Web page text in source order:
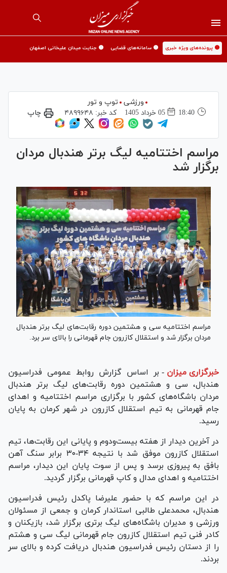
🟡 پرونده‌های ویژه خبری 🟡 سامانه‌های قضایی 🟡 جنایت میدان علیخانی اصفهان
ورزشی
توپ و تور
18:40
05 خرداد 1405 کد خبر: ۴۸۹۹۶۴۸ چاپ
مراسم اختتامیه لیگ برتر هندبال مردان
برگزار شد
مراسم اختتامیه سی و هشتمین دوره رقابت‌های لیگ برتر هندبال
مردان برگزار شد و استقلال کازرون جام قهرمانی را بالای سر برد.
خبرگزاری میزان - بر اساس گزارش روابط عمومی فدراسیون
هندبال، سی و هشتمین دوره رقابت‌های لیگ برتر هندبال
مردان باشگاه‌های کشور با برگزاری مراسم اختتامیه و اهدای
جام قهرمانی به تیم استقلال کازرون در شهر کرمان به پایان
رسید.
در آخرین دیدار از هفته بیست‌ودوم و پایانی این رقابت‌ها، تیم
استقلال کازرون موفق شد با نتیجه ۳۴-۳۰ برابر سنگ آهن
بافق به پیروزی برسد و پس از سوت پایان این دیدار، مراسم
اختتامیه و اهدای مدال و کاپ قهرمانی برگزار گردید.
در این مراسم که با حضور علیرضا پاکدل رئیس فدراسیون
هندبال، محمدعلی طالبی استاندار کرمان و جمعی از مسئولان
ورزشی و مدیران باشگاه‌های لیگ برتری برگزار شد، بازیکنان و
کادر فنی تیم استقلال کازرون جام قهرمانی لیگ سی و هشتم
را از دستان رئیس فدراسیون هندبال دریافت کرده و بالای سر
بردند.